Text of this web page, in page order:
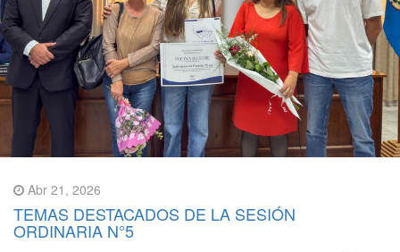
Abr 21, 2026
TEMAS DESTACADOS DE LA SESIÓN
ORDINARIA N°5